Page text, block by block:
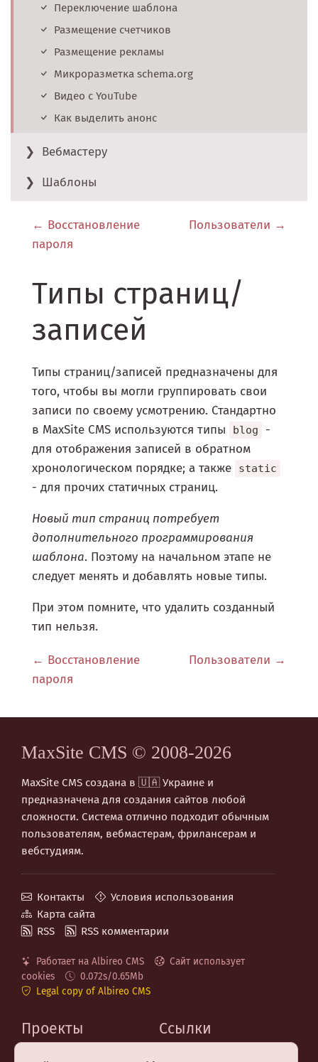
Переключение шаблона
Размещение счетчиков
Размещение рекламы
Микроразметка schema.org
Видео с YouTube
Как выделить анонс
Вебмастеру
Шаблоны
Восстановление
пароля
Пользователи
Типы страниц/
записей
Типы страниц/записей предназначены для
того, чтобы вы могли группировать свои
записи по своему усмотрению. Стандартно
в MaxSite CMS используются типы
blog
-
для отображения записей в обратном
хронологическом порядке; а также
static
- для прочих статичных страниц.
Новый тип страниц потребует
дополнительного программирования
шаблона. Поэтому на начальном этапе не
следует менять и добавлять новые типы.
При этом помните, что удалить созданный
тип нельзя.
Восстановление
пароля
Пользователи
MaxSite CMS © 2008-2026
MaxSite CMS создана в 🇺🇦 Украине и
предназначена для создания сайтов любой
сложности. Система отлично подходит обычным
пользователям, вебмастерам, фрилансерам и
вебстудиям.
Контакты
Условия использования
Карта сайта
RSS
RSS комментарии
Работает на Albireo CMS
Сайт использует
cookies
0.072s/0.65Mb
Legal copy of Albireo CMS
Проекты Ссылки